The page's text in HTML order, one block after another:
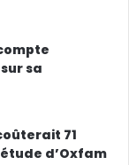
sa
71
d’Oxfam